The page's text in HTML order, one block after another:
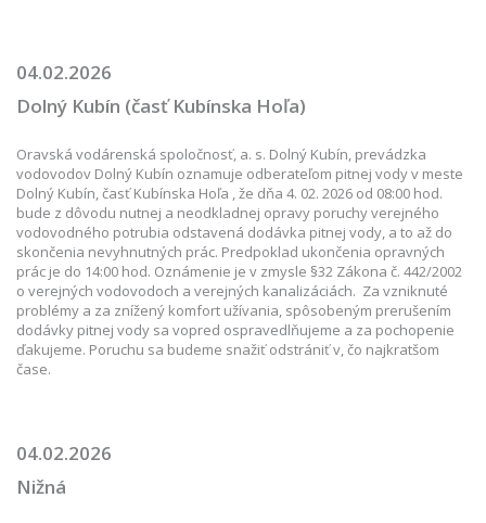
04.02.2026
Dolný Kubín (časť Kubínska Hoľa)
Oravská vodárenská spoločnosť, a. s. Dolný Kubín, prevádzka
vodovodov Dolný Kubín oznamuje odberateľom pitnej vody v meste
Dolný Kubín, časť Kubínska Hoľa , že dňa 4. 02. 2026 od 08:00 hod.
bude z dôvodu nutnej a neodkladnej opravy poruchy verejného
vodovodného potrubia odstavená dodávka pitnej vody, a to až do
skončenia nevyhnutných prác. Predpoklad ukončenia opravných
prác je do 14:00 hod. Oznámenie je v zmysle §32 Zákona č. 442/2002
o verejných vodovodoch a verejných kanalizáciách. Za vzniknuté
problémy a za znížený komfort užívania, spôsobeným prerušením
dodávky pitnej vody sa vopred ospravedlňujeme a za pochopenie
ďakujeme. Poruchu sa budeme snažiť odstrániť v, čo najkratšom
čase.
04.02.2026
Nižná